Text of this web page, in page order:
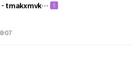
- tmakxmvk…
07